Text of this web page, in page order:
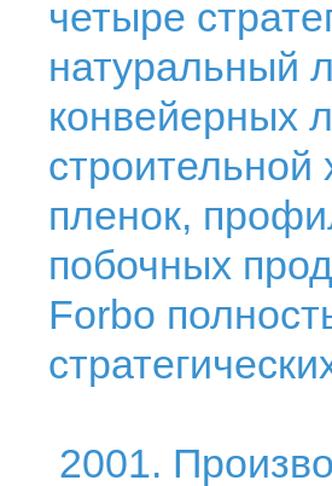
четыре
натуральный
конвейерных
пленок,
побочных
Forbo
2001.